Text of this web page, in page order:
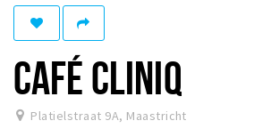
Winkelgebieden
Parkeren
Bezienswaardigheden
Musea, theaters & podia
CAFÉ CLINIQ
Platielstraat 9A, Maastricht